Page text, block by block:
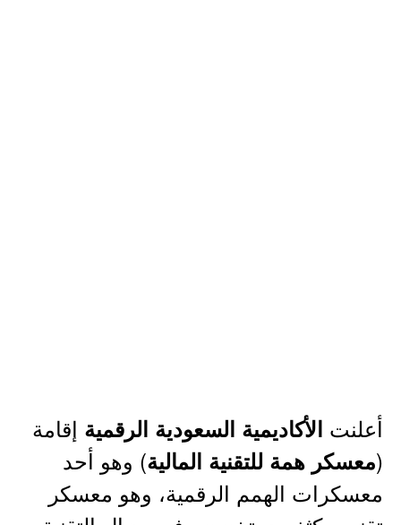
أعلنت الأكاديمية السعودية الرقمية إقامة
(معسكر همة للتقنية المالية) وهو أحد
معسكرات الهمم الرقمية، وهو معسكر